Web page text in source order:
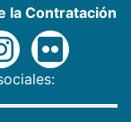
la Contratación